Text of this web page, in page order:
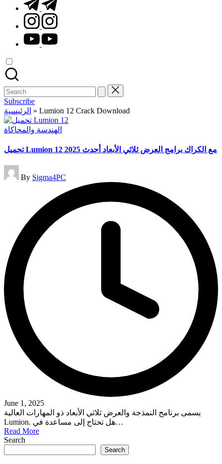
instagram.com
youtube.com
Search
for:
Subscribe
الرئيسية » Lumion 12 Crack Download
Posted
الهندسة والمحاكاة
تحميل Lumion 12 مع الكراك برامج العرض ثلاثي الأبعاد أحدث 2025
Posted
by
By Sigma4PC
June 1, 2025
يسمى برنامج النمذجة والعرض ثلاثي الأبعاد ذو المهارات العالية
Lumion. هل تحتاج إلى مساعدة في…
Read More
Search
Search